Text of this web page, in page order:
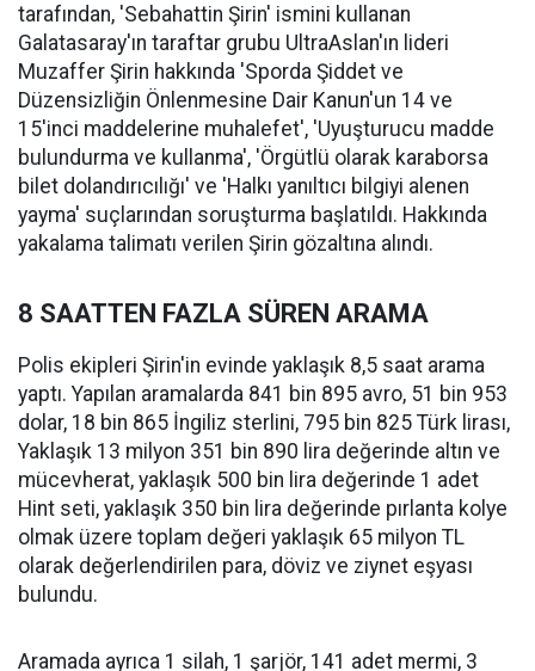
tarafından, 'Sebahattin Şirin' ismini kullanan
Galatasaray'ın taraftar grubu UltraAslan'ın lideri
Muzaffer Şirin hakkında 'Sporda Şiddet ve
Düzensizliğin Önlenmesine Dair Kanun'un 14 ve
15'inci maddelerine muhalefet', 'Uyuşturucu madde
bulundurma ve kullanma', 'Örgütlü olarak karaborsa
bilet dolandırıcılığı' ve 'Halkı yanıltıcı bilgiyi alenen
yayma' suçlarından soruşturma başlatıldı. Hakkında
yakalama talimatı verilen Şirin gözaltına alındı.
8 SAATTEN FAZLA SÜREN ARAMA
Polis ekipleri Şirin'in evinde yaklaşık 8,5 saat arama
yaptı. Yapılan aramalarda 841 bin 895 avro, 51 bin 953
dolar, 18 bin 865 İngiliz sterlini, 795 bin 825 Türk lirası,
Yaklaşık 13 milyon 351 bin 890 lira değerinde altın ve
mücevherat, yaklaşık 500 bin lira değerinde 1 adet
Hint seti, yaklaşık 350 bin lira değerinde pırlanta kolye
olmak üzere toplam değeri yaklaşık 65 milyon TL
olarak değerlendirilen para, döviz ve ziynet eşyası
bulundu.
Aramada ayrıca 1 silah, 1 şarjör, 141 adet mermi, 3